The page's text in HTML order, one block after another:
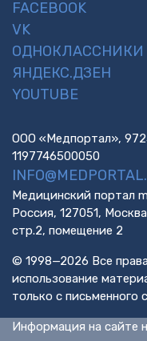
FACEBOOK
VK
ОДНОКЛАССНИКИ
ЯНДЕКС.ДЗЕН
YOUTUBE
ООО «Медпортал»,
1197746500050
Медицинский портал
Россия, 127051,
стр.2, помещение 2
© 1998—2026 Все
использование
только с письменного
Информация на сайте